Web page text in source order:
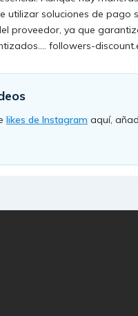
utilizar soluciones de
proveedor, ya que
followers-
likes de Instagram aquí,